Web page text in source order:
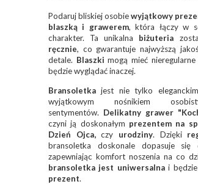
Podaruj bliskiej osobiewyjątkowy
blaszką i grawerem, która łączy w
charakter. Ta unikalna biżuteria
ręcznie, co gwarantuje najwyższą
detale. Blaszki mogą mieć
będzie wyglądać inaczej.
Bransoletkajest nie tylko
wyjątkowym nośnikiem
sentymentów. Delikatny grawer
czyni ją doskonałym prezentem na
Dzień Ojca,czy urodziny. Dzięki
bransoletka doskonale dopasuje się
zapewniając komfort noszenia na co
bransoletka jest uniwersalnai
prezent.